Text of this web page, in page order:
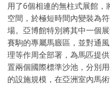
用了6個相連的無柱式展館
空間，於極短時間內變裝為
場。亞博館特別將其中一個
賽駒的專屬馬廄區，並對通
理等作周全部署，為馬匹提
置兩個國際標準沙池，分別
的設施規模，在亞洲室內馬術